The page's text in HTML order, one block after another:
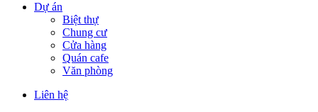
Dự án
Biệt thự
Chung cư
Cửa hàng
Quán cafe
Văn phòng
Liên hệ